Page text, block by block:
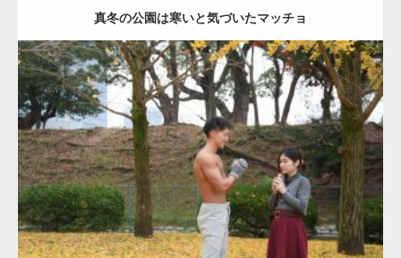
真冬の公園は寒いと気づいたマッチョ
Update: 2021.07.8
Category:公園のマッチョ その他 AKIHITO(細マッチョ) 上腕三頭筋
肩
ダウンロード